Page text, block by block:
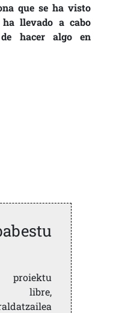
que se ha visto
llevado a cabo
hacer algo en
libre,